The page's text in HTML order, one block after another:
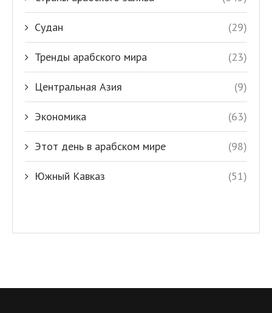
Судан (29)
Тренды арабского мира (23)
Центральная Азия (9)
Экономика (63)
Этот день в арабском мире (98)
Южный Кавказ (51)